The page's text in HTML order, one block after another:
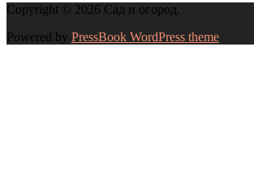
Copyright © 2026 Сад и огород.
Powered by PressBook WordPress theme